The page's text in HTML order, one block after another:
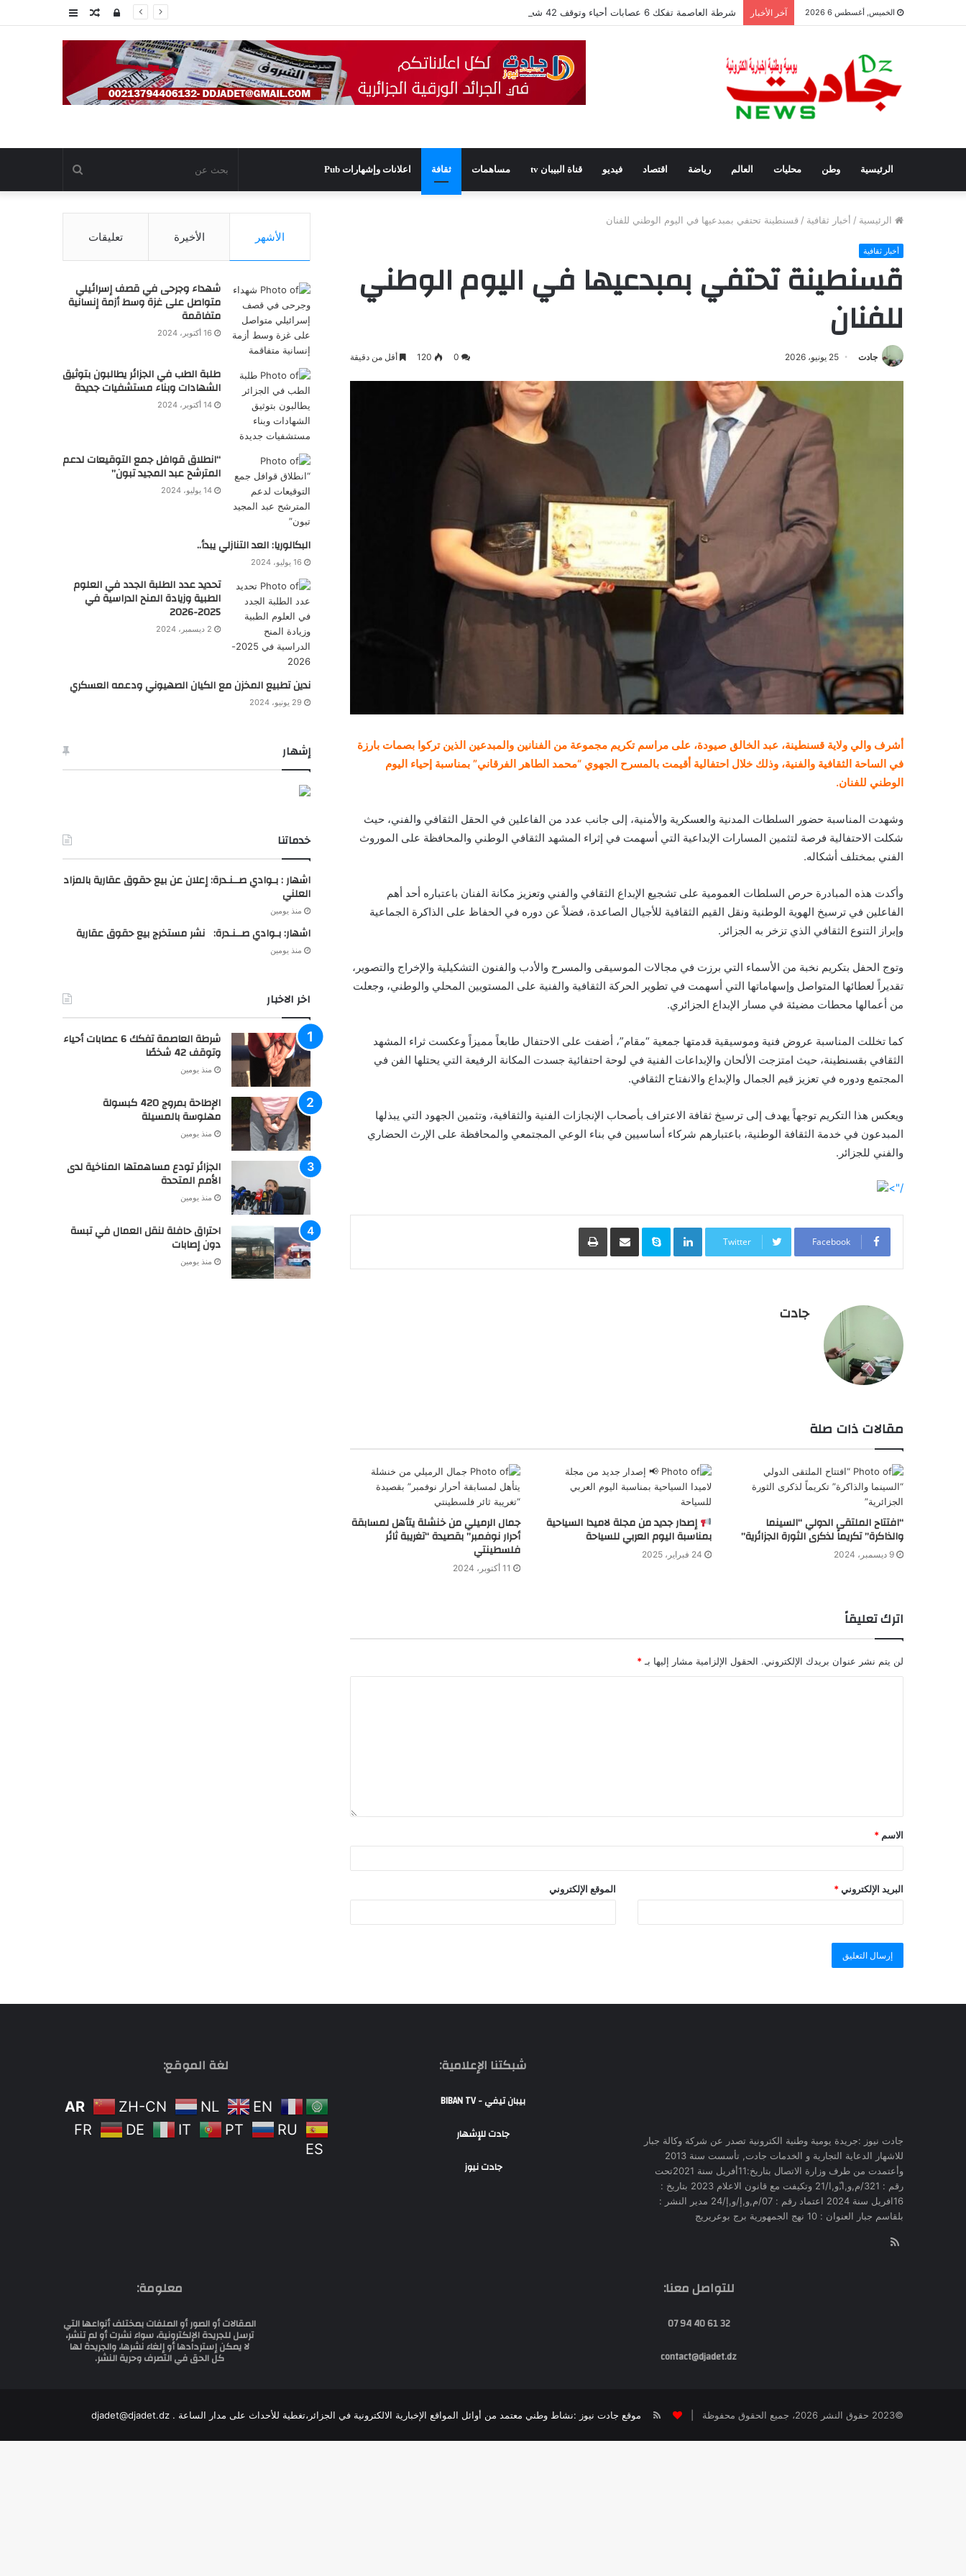
الخميس, أغسطس 6 2026 آخر الأخبار شرطة العاصمة تفكك 6 عصابات أحياء وتوقف 42 شخصًا عمودمقالتسجيل
الرئيسية وطن محليات العالم رياضة اقتصاد فيديو قناة البيبان tv مساهمات ثقافة اعلانات وإشهارات Pub بحث
عن
الرئيسية / أخبار ثقافية / قسنطينة تحتفي بمبدعيها في اليوم الوطني للفنان
أخبار ثقافية
قسنطينة تحتفي بمبدعيها في اليوم الوطني
للفنان
جادت 25 يونيو، 2026 0
120 أقل من دقيقة
أشرف والي ولاية قسنطينة، عبد الخالق صيودة، على مراسم تكريم مجموعة من الفنانين والمبدعين الذين تركوا بصمات بارزة
في الساحة الثقافية والفنية، وذلك خلال احتفالية أقيمت بالمسرح الجهوي “محمد الطاهر الفرقاني” بمناسبة إحياء اليوم
الوطني للفنان.
وشهدت المناسبة حضور السلطات المدنية والعسكرية والأمنية، إلى جانب عدد من الفاعلين في الحقل الثقافي والفني، حيث
شكلت الاحتفالية فرصة لتثمين المسارات الإبداعية التي أسهمت في إثراء المشهد الثقافي الوطني والمحافظة على الموروث
الفني بمختلف أشكاله.
وأكدت هذه المبادرة حرص السلطات العمومية على تشجيع الإبداع الثقافي والفني وتعزيز مكانة الفنان باعتباره أحد أهم
الفاعلين في ترسيخ الهوية الوطنية ونقل القيم الثقافية للأجيال الصاعدة، فضلاً عن دوره في الحفاظ على الذاكرة الجماعية
وإبراز التنوع الثقافي الذي تزخر به الجزائر.
وتوج الحفل بتكريم نخبة من الأسماء التي برزت في مجالات الموسيقى والمسرح والأدب والفنون التشكيلية والإخراج والتصوير،
تقديراً لعطائها المتواصل وإسهاماتها التي أسهمت في تطوير الحركة الثقافية والفنية على المستويين المحلي والوطني، وجعلت
من أعمالها محطات مضيئة في مسار الإبداع الجزائري.
كما تخللت المناسبة عروض فنية وموسيقية قدمتها جمعية “مقام”، أضفت على الاحتفال طابعاً مميزاً وعكست ثراء المشهد
الثقافي بقسنطينة، حيث امتزجت الألحان والإبداعات الفنية في لوحة احتفائية جسدت المكانة الرفيعة التي يحتلها الفن في
المجتمع ودوره في تعزيز قيم الجمال والإبداع والانفتاح الثقافي.
ويعكس هذا التكريم توجهاً يهدف إلى ترسيخ ثقافة الاعتراف بأصحاب الإنجازات الفنية والثقافية، وتثمين الجهود التي يبذلها
المبدعون في خدمة الثقافة الوطنية، باعتبارهم شركاء أساسيين في بناء الوعي المجتمعي والمحافظة على الإرث الحضاري
والفني للجزائر.
/">
Facebook
Twitter
LinkedIn
Skype مشاركة عبر البريد طباعة
جادت
مقالات ذات صلة
“افتتاح الملتقى الدولي “السينما
والذاكرة” تكريماً لذكرى الثورة الجزائرية”
9 ديسمبر، 2024
إصدار جديد من مجلة لاميدا السياحية
بمناسبة اليوم العربي للسياحة
24 فبراير، 2025
جمال الرميلي من خنشلة يتأهل لمسابقة
أحرار نوفمبر” بقصيدة “تغريبة ثائر
فلسطينتي
11 أكتوبر، 2024
اترك تعليقاً
لن يتم نشر عنوان بريدك الإلكتروني. الحقول الإلزامية مشار إليها بـ *
الاسم *
البريد الإلكتروني * الموقع الإلكتروني
الأشهر الأخيرة تعليقات
شهداء وجرحى في قصف إسرائيلي
متواصل على غزة وسط أزمة إنسانية
متفاقمة
16 أكتوبر، 2024
طلبة الطب في الجزائر يطالبون بتوثيق
الشهادات وبناء مستشفيات جديدة
14 أكتوبر، 2024
“انطلاق قوافل جمع التوقيعات لدعم
المترشح عبد المجيد تبون”
14 يوليو، 2024
البكالوريا: العد التنازلي يبدأ..
16 يوليو، 2024
تحديد عدد الطلبة الجدد في العلوم
الطبية وزيادة المنح الدراسية في
2025-2026
2 ديسمبر، 2024
ندين تطبيع المخزن مع الكيان الصهيوني ودعمه العسكري
29 يونيو، 2024
إشهار
خدماتنا
اشهار : بـوادي صــنـدرة: إعلان عن بيع حقوق عقارية بالمزاد
العلني
منذ يومين
اشهار: بـوادي صــنـدرة: نشر مستخرج بيع حقوق عقارية
منذ يومين
اخر الاخبار
جادت نيوز :جريدة يومية وطنية الكترونية تصدر عن شركة وكالة جبار
للاشهار الدعاية التجارية و الخدمات جادت, تأسست سنة 2013
وأعتمدت من طرف وزارة الاتصال بتاريخ:11أفريل سنة 2021تحت
رقم : 321/م,و,ا,ّو,ا/21 وتكيفت مع قانون الاعلام 2023 بتاريخ :
16افريل سنة 2024 اعتماد رقم : 07/م,و,إ/و,إ/24 مدير النشر :
بلقاسم جبار العنوان : 10 نهج الجمهورية برج بوعريريج
شبكتنا الإعلامية:
بيبان تيفي - BIBAN TV
جادت للإشهار
جادت نيوز
لغة الموقع:
AR ZH-CN NL
EN
FR
DE IT PT
RU
ES
للتواصل معنا:
32 61 40 94 07
contact@djadet.dz
معلومة:
المقالات أو الصور أو الملفات بمختلف أنواعها التي
ترسل للجريدة الإلكترونية، سواء نشرت أو لم تنشر،
لا يمكن إستردادها أو إلغاء نشرها، والجريدة لها
كل الحق في التصرف وحرية النشر.
©2023 حقوق النشر 2026، جميع الحقوق محفوظة | موقع جادت نيوز :نشاط وطني معتمد من أوائل المواقع الإخبارية الالكترونية في الجزائر،تغطية للأحداث على مدار الساعة . djadet@djadet.dzRSS